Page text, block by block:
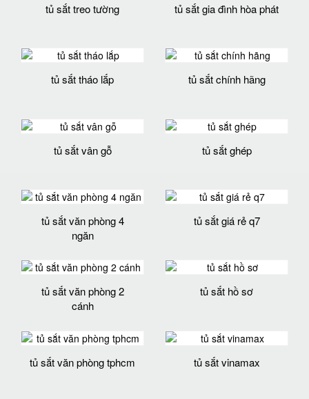
tủ sắt treo tường tủ sắt gia đình hòa phát
tủ sắt tháo lắp tủ sắt chính hãng
tủ sắt vân gỗ tủ sắt ghép
tủ sắt văn phòng 4
ngăn
tủ sắt giá rẻ q7
tủ sắt văn phòng 2
cánh
tủ sắt hồ sơ
tủ sắt văn phòng tphcm tủ sắt vinamax